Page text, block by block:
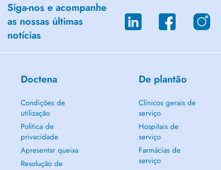
Siga-nos e acompanhe
as nossas últimas
notícias
Doctena
Condições de
utilização
Política de
privacidade
Apresentar queixa
Resolução de
De plantão
Clínicos gerais de
serviço
Hospitais de
serviço
Farmácias de
serviço